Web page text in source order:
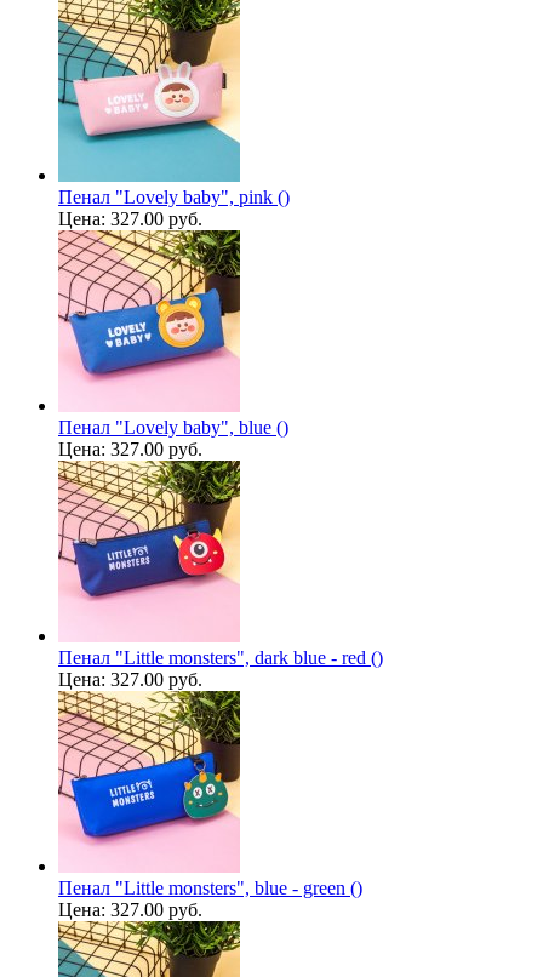
Пенал "Lovely baby", pink ()
Цена: 327.00 руб.
Пенал "Lovely baby", blue ()
Цена: 327.00 руб.
Пенал "Little monsters", dark blue - red ()
Цена: 327.00 руб.
Пенал "Little monsters", blue - green ()
Цена: 327.00 руб.